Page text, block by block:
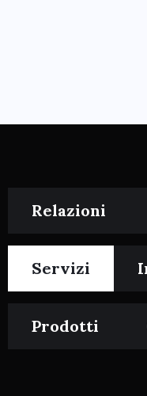
Relazioni
Servizi
Prodotti